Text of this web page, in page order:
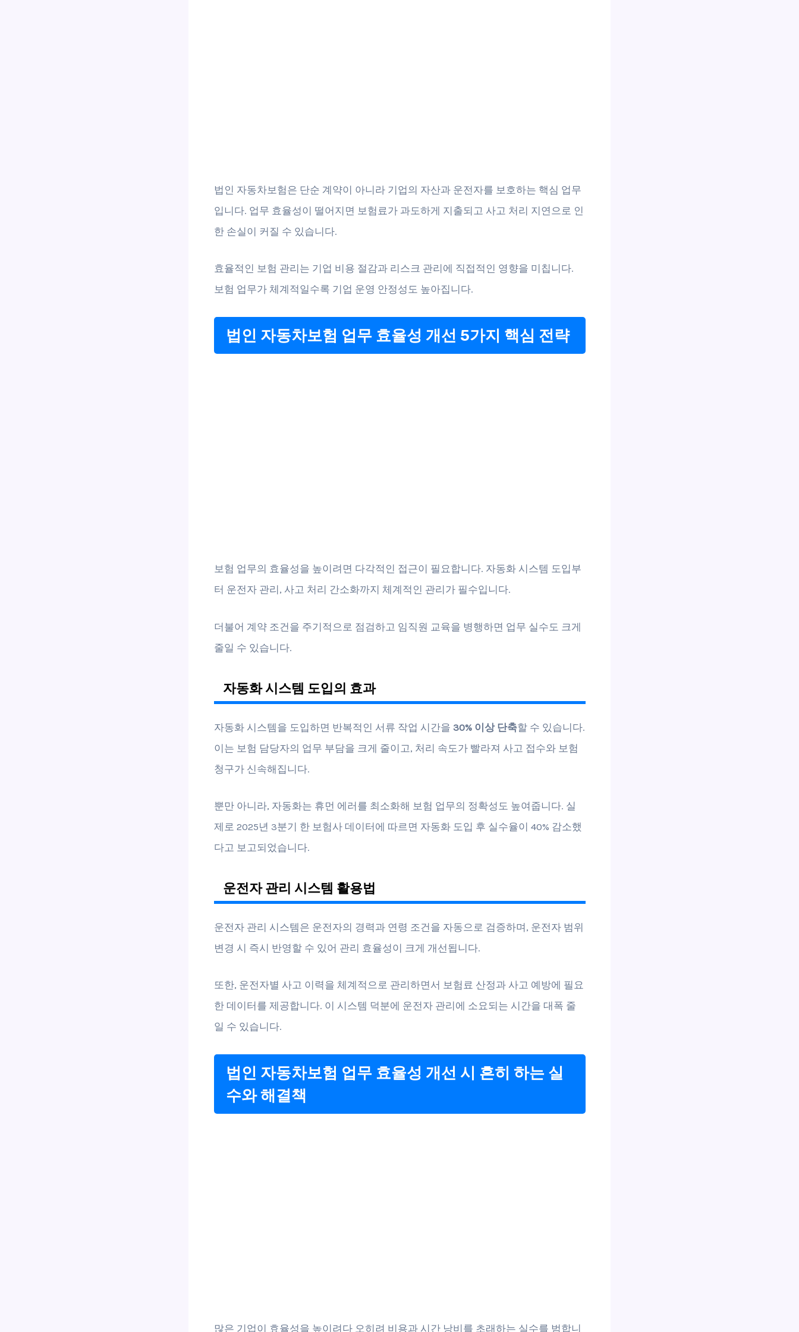
법인 자동차보험은 단순 계약이 아니라 기업의 자산과 운전자를 보호하는 핵심 업무
입니다. 업무 효율성이 떨어지면 보험료가 과도하게 지출되고 사고 처리 지연으로 인
한 손실이 커질 수 있습니다.
효율적인 보험 관리는 기업 비용 절감과 리스크 관리에 직접적인 영향을 미칩니다.
보험 업무가 체계적일수록 기업 운영 안정성도 높아집니다.
법인 자동차보험 업무 효율성 개선 5가지 핵심 전략
보험 업무의 효율성을 높이려면 다각적인 접근이 필요합니다. 자동화 시스템 도입부
터 운전자 관리, 사고 처리 간소화까지 체계적인 관리가 필수입니다.
더불어 계약 조건을 주기적으로 점검하고 임직원 교육을 병행하면 업무 실수도 크게
줄일 수 있습니다.
자동화 시스템 도입의 효과
자동화 시스템을 도입하면 반복적인 서류 작업 시간을 30% 이상 단축할 수 있습니다.
이는 보험 담당자의 업무 부담을 크게 줄이고, 처리 속도가 빨라져 사고 접수와 보험
청구가 신속해집니다.
뿐만 아니라, 자동화는 휴먼 에러를 최소화해 보험 업무의 정확성도 높여줍니다. 실
제로 2025년 3분기 한 보험사 데이터에 따르면 자동화 도입 후 실수율이 40% 감소했
다고 보고되었습니다.
운전자 관리 시스템 활용법
운전자 관리 시스템은 운전자의 경력과 연령 조건을 자동으로 검증하며, 운전자 범위
변경 시 즉시 반영할 수 있어 관리 효율성이 크게 개선됩니다.
또한, 운전자별 사고 이력을 체계적으로 관리하면서 보험료 산정과 사고 예방에 필요
한 데이터를 제공합니다. 이 시스템 덕분에 운전자 관리에 소요되는 시간을 대폭 줄
일 수 있습니다.
법인 자동차보험 업무 효율성 개선 시 흔히 하는 실
수와 해결책
많은 기업이 효율성을 높이려다 오히려 비용과 시간 낭비를 초래하는 실수를 범합니